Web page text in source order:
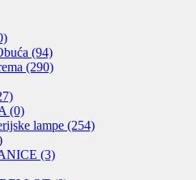
(94)
(290)
(0)
lampe (254)
(3)